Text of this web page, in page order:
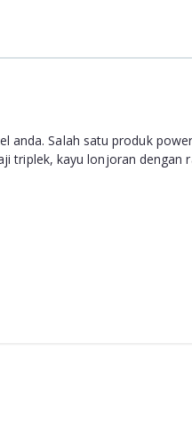
anda. Salah satu produk
triplek, kayu lonjoran dengan